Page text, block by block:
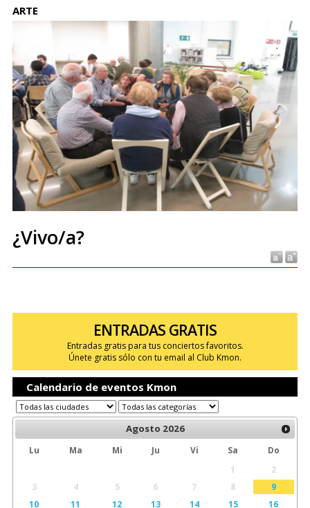
ARTE
¿Vivo/a?
ENTRADAS GRATIS
Entradas gratis para tus conciertos favoritos.
Únete gratis sólo con tu email al Club Kmon.
Calendario de eventos Kmon
Agosto 2026
Lu Ma Mi Ju Vi Sa
Do
1
2
3
4 5 6 7 8
9
10
11 12 13 14 15
16